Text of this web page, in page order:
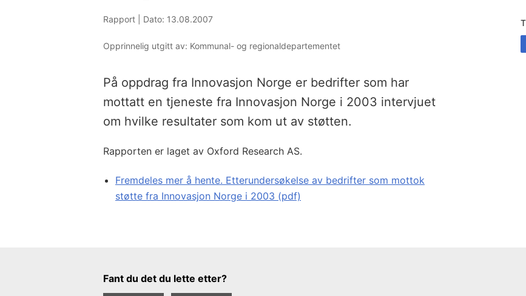
Rapport | Dato: 13.08.2007
Opprinnelig utgitt av: Kommunal- og regionaldepartementet
På oppdrag fra Innovasjon Norge er bedrifter som har
mottatt en tjeneste fra Innovasjon Norge i 2003 intervjuet
om hvilke resultater som kom ut av støtten.
Rapporten er laget av Oxford Research AS.
Fremdeles mer å hente. Etterundersøkelse av bedrifter som mottok
støtte fra Innovasjon Norge i 2003 (pdf)
Tilbakemeldingsskjema
Fant du det du lette etter?